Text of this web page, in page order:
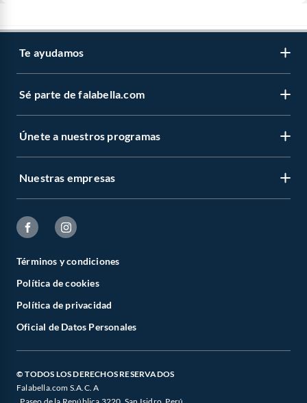
Te ayudamos
Sé parte de falabella.com
Únete a nuestros programas
Nuestras empresas
Términos y condiciones
Política de cookies
Política de privacidad
Oficial de Datos Personales
© TODOS LOS DERECHOS RESERVADOS
Falabella.com S.A.C. A